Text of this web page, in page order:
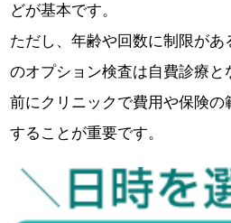
どが基本です。
ただし、年齢や回数に制限が
のオプション検査は自費診療と
前にクリニックで費用や保険
することが重要です。